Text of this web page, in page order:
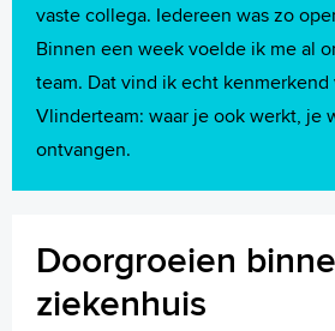
vaste collega. Iedereen was zo
Binnen een week voelde ik me al
team. Dat vind ik echt
Vlinderteam: waar je ook werkt, je
ontvangen.
Doorgroeien
ziekenhuis